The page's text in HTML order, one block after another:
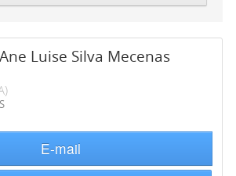
Ane Luise Silva Mecenas
E-mail